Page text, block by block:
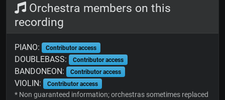
Orchestra members on this
recording
PIANO: Contributor access
DOUBLEBASS: Contributor access
BANDONEON: Contributor access
VIOLIN: Contributor access
* Non guaranteed information; orchestras sometimes replaced